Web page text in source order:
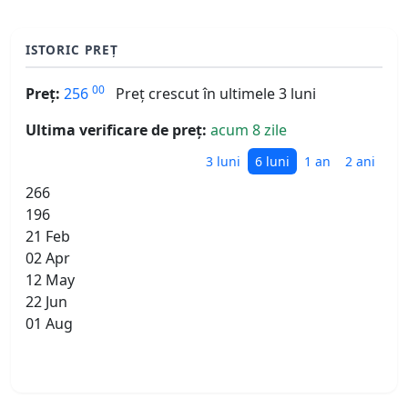
ISTORIC PREȚ
Preț: 256 00
Preț crescut în ultimele 3 luni
Ultima verificare de preț: acum 8 zile
3 luni 6 luni 1 an 2 ani
266
196
21 Feb
02 Apr
12 May
22 Jun
01 Aug